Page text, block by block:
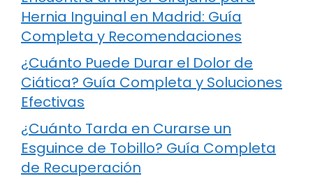
Hernia Inguinal en Madrid: Guía
Completa y Recomendaciones
¿Cuánto Puede Durar el Dolor de
Ciática? Guía Completa y Soluciones
Efectivas
¿Cuánto Tarda en Curarse un
Esguince de Tobillo? Guía Completa
de Recuperación